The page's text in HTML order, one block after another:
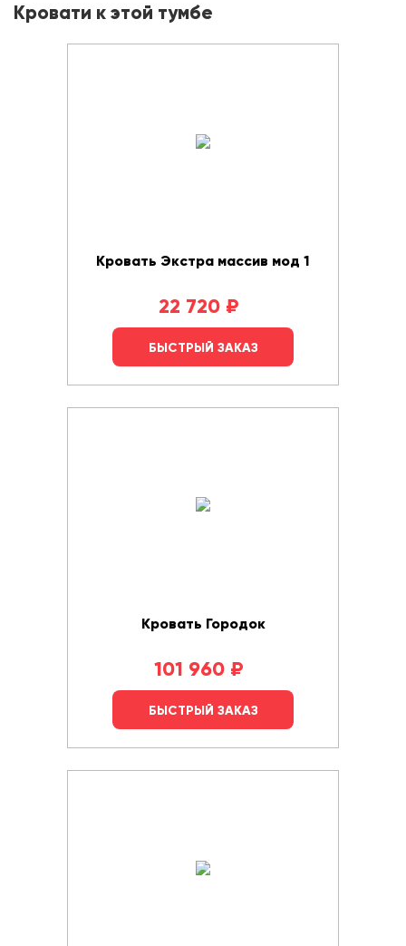
Кровати к этой тумбе
Кровать Экстра массив мод 1
22 720 ₽
БЫСТРЫЙ ЗАКАЗ
Кровать Городок
101 960 ₽
БЫСТРЫЙ ЗАКАЗ